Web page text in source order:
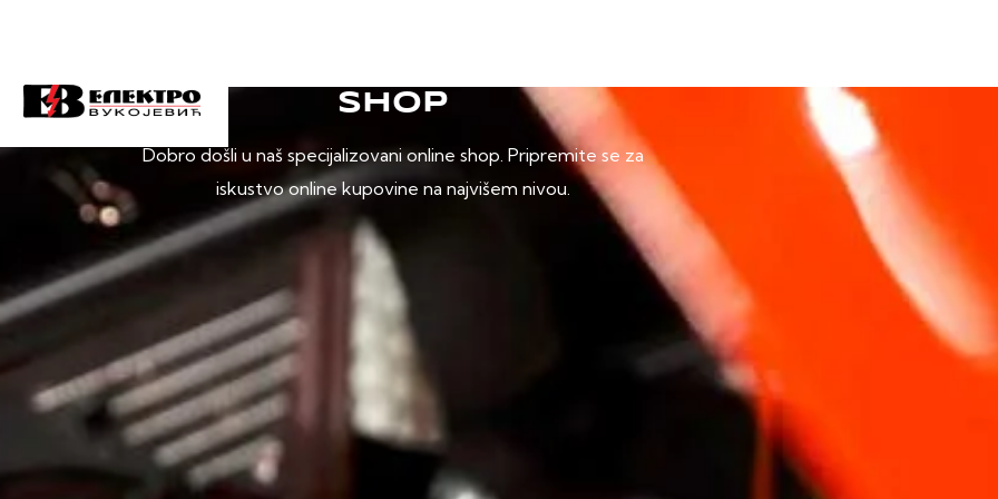
SHOP
Dobro došli u naš specijalizovani online shop. Pripremite se za
iskustvo online kupovine na najvišem nivou.